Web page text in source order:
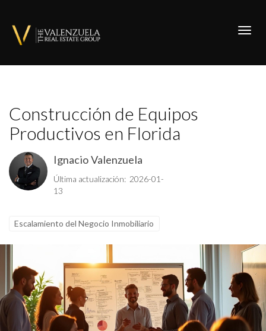
Construcción de Equipos
Productivos en Florida
Ignacio Valenzuela
Última actualización: 2026-01-
13
Escalamiento del Negocio Inmobiliario